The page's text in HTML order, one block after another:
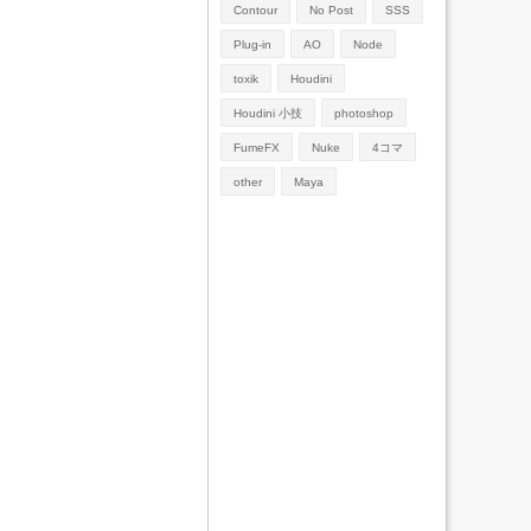
Contour No Post SSS
Plug-in AO Node
toxik Houdini
Houdini 小技 photoshop
FumeFX Nuke 4コマ
other Maya